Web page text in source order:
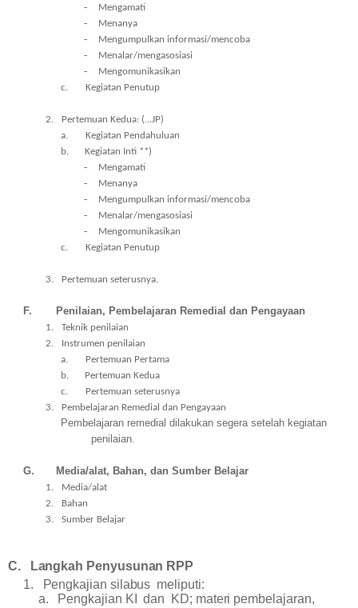
- Mengamati
- Menanya
- Mengumpulkan informasi/mencoba
- Menalar/mengasosiasi
-
Mengomunikasikan
c.
Kegiatan Penutup
2.
Pertemuan Kedua: (...JP)
a.
Kegiatan Pendahuluan
b.
Kegiatan Inti **)
- Mengamati
- Menanya
- Mengumpulkan informasi/mencoba
- Menalar/mengasosiasi
-
Mengomunikasikan
c.
Kegiatan Penutup
3. Pertemuan seterusnya.
F. Penilaian, Pembelajaran Remedial dan Pengayaan
1.
Teknik penilaian
2.
Instrumen penilaian
a.
Pertemuan Pertama
b.
Pertemuan Kedua
c.
Pertemuan seterusnya
3.
Pembelajaran Remedial dan Pengayaan
Pembelajaran remedial dilakukan segera setelah kegiatan
penilaian.
G. Media/alat, Bahan, dan Sumber Belajar
1.
Media/alat
2.
Bahan
3.
Sumber Belajar
C.
Langkah Penyusunan RPP
1.
Pengkajian silabus meliputi:
a.
Pengkajian KI dan KD; materi pembelajaran,